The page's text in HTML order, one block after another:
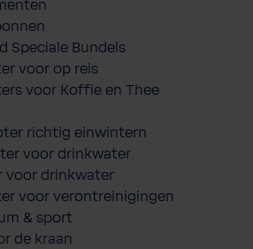
Speciale Bundels
voor op reis
voor Koffie en Thee
richtig einwintern
voor drinkwater
voor drinkwater
voor verontreinigingen
& sport
de kraan